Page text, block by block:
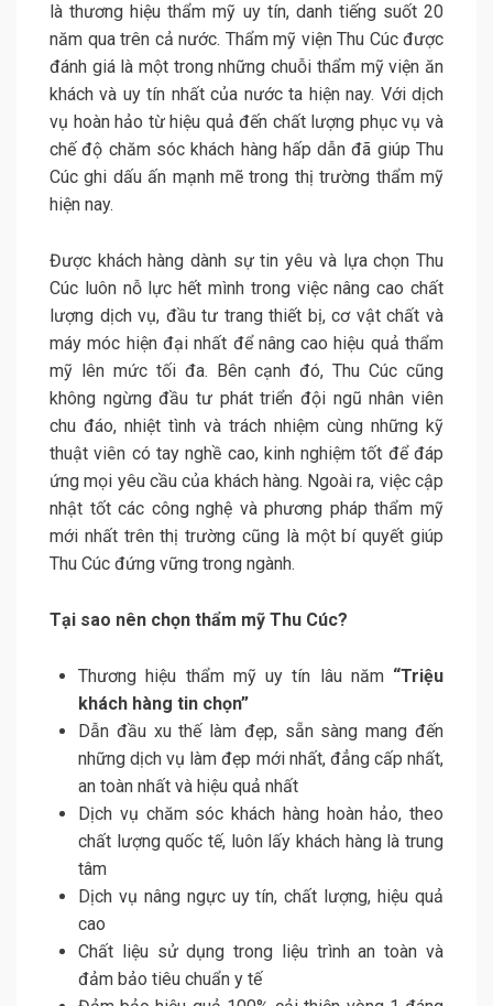
là thương hiệu thẩm mỹ uy tín, danh tiếng suốt 20
năm qua trên cả nước. Thẩm mỹ viện Thu Cúc được
đánh giá là một trong những chuỗi thẩm mỹ viện ăn
khách và uy tín nhất của nước ta hiện nay. Với dịch
vụ hoàn hảo từ hiệu quả đến chất lượng phục vụ và
chế độ chăm sóc khách hàng hấp dẫn đã giúp Thu
Cúc ghi dấu ấn mạnh mẽ trong thị trường thẩm mỹ
hiện nay.
Được khách hàng dành sự tin yêu và lựa chọn Thu
Cúc luôn nỗ lực hết mình trong việc nâng cao chất
lượng dịch vụ, đầu tư trang thiết bị, cơ vật chất và
máy móc hiện đại nhất để nâng cao hiệu quả thẩm
mỹ lên mức tối đa. Bên cạnh đó, Thu Cúc cũng
không ngừng đầu tư phát triển đội ngũ nhân viên
chu đáo, nhiệt tình và trách nhiệm cùng những kỹ
thuật viên có tay nghề cao, kinh nghiệm tốt để đáp
ứng mọi yêu cầu của khách hàng. Ngoài ra, việc cập
nhật tốt các công nghệ và phương pháp thẩm mỹ
mới nhất trên thị trường cũng là một bí quyết giúp
Thu Cúc đứng vững trong ngành.
Tại sao nên chọn thẩm mỹ Thu Cúc?
Thương hiệu thẩm mỹ uy tín lâu năm “Triệu
khách hàng tin chọn”
Dẫn đầu xu thế làm đẹp, sẵn sàng mang đến
những dịch vụ làm đẹp mới nhất, đẳng cấp nhất,
an toàn nhất và hiệu quả nhất
Dịch vụ chăm sóc khách hàng hoàn hảo, theo
chất lượng quốc tế, luôn lấy khách hàng là trung
tâm
Dịch vụ nâng ngực uy tín, chất lượng, hiệu quả
cao
Chất liệu sử dụng trong liệu trình an toàn và
đảm bảo tiêu chuẩn y tế